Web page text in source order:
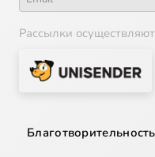
Рассылки
Благотворительность